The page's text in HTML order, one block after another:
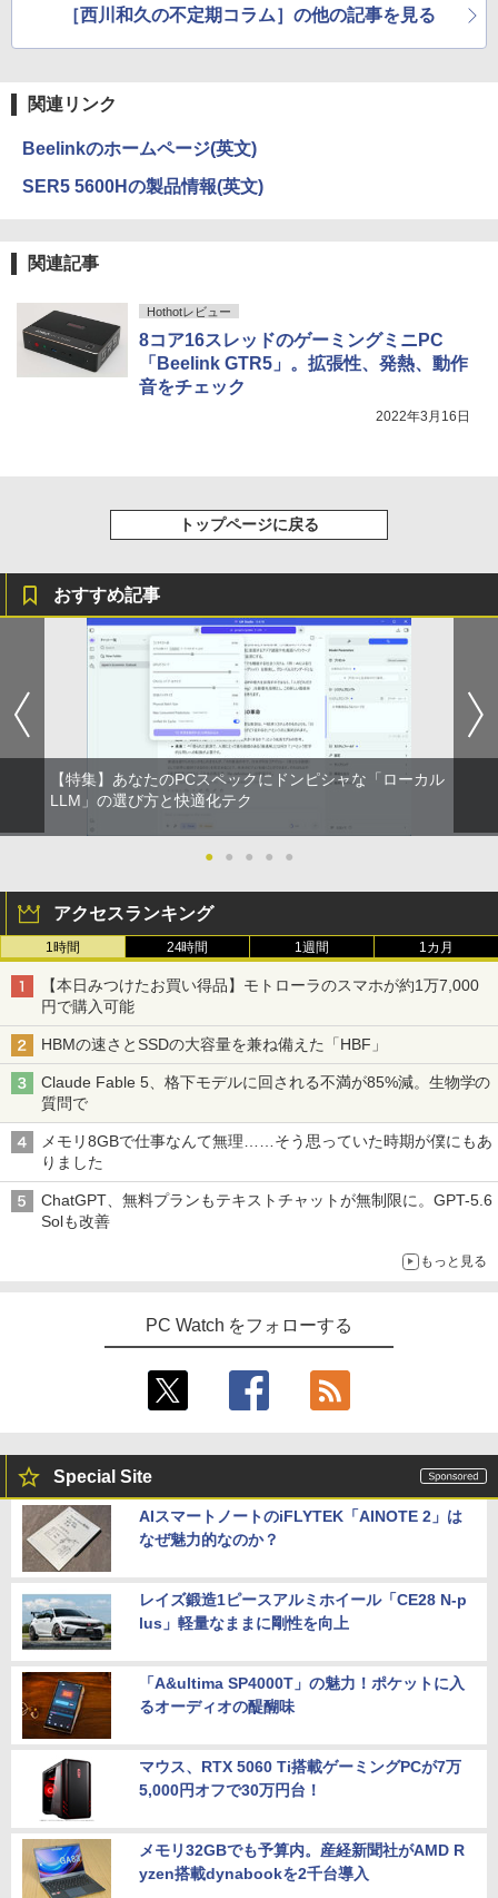
の一体感も高い
［西川和久の不定期コラム］の他の記事を見る
関連リンク
Beelinkのホームページ(英文)
SER5 5600Hの製品情報(英文)
関連記事
Hothotレビュー
8コア16スレッドのゲーミングミニPC
「Beelink GTR5」。拡張性、発熱、動作
音をチェック
2022年3月16日
トップページに戻る
おすすめ記事
【特集】あなたのPCスペックにドンピシャな「ローカル
LLM」の選び方と快適化テク
● ● ● ● ●
アクセスランキング
1時間 24時間 1週間 1カ月
【本日みつけたお買い得品】モトローラのスマホが約1万7,000
円で購入可能
HBMの速さとSSDの大容量を兼ね備えた「HBF」
Claude Fable 5、格下モデルに回される不満が85%減。生物学の
質問で
メモリ8GBで仕事なんて無理……そう思っていた時期が僕にもあ
りました
ChatGPT、無料プランもテキストチャットが無制限に。GPT-5.6
Solも改善
もっと見る
PC Watch をフォローする
Special Site
AIスマートノートのiFLYTEK「AINOTE 2」は
なぜ魅力的なのか？
レイズ鍛造1ピースアルミホイール「CE28 N-p
lus」軽量なままに剛性を向上
「A&ultima SP4000T」の魅力！ポケットに入
るオーディオの醍醐味
マウス、RTX 5060 Ti搭載ゲーミングPCが7万
5,000円オフで30万円台！
メモリ32GBでも予算内。産経新聞社がAMD R
yzen搭載dynabookを2千台導入